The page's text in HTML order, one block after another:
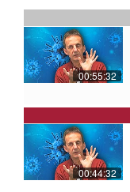
00:55:32
00:44:32